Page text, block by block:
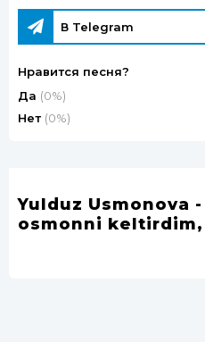
В Telegram
Нравится песня?
Да (0%)
Нет (0%)
Yulduz Usmonova
osmonni keltirdim,